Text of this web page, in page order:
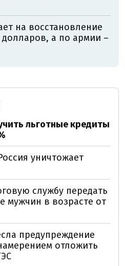
на восстановление
а по армии –
льготные кредиты
уничтожает
службу передать
в возрасте от
предупреждение
отложить